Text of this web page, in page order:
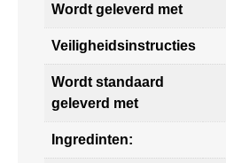
Wordt geleverd met
Veiligheidsinstructies
Wordt standaard
geleverd met
Ingredinten: